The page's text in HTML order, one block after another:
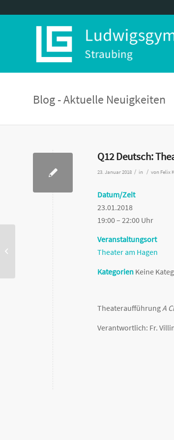
Blog - Aktuelle Neuigkeiten
Q12 Deutsch:
23. Januar 2018 / in / von Felix
Datum/Zeit
23.01.2018
19:00 – 22:00 Uhr
Veranstaltungsort
Theater am Hagen
Kategorien Keine
Theateraufführung A
Verantwortlich: Fr.
Berufsinformationsnachmittag Q11